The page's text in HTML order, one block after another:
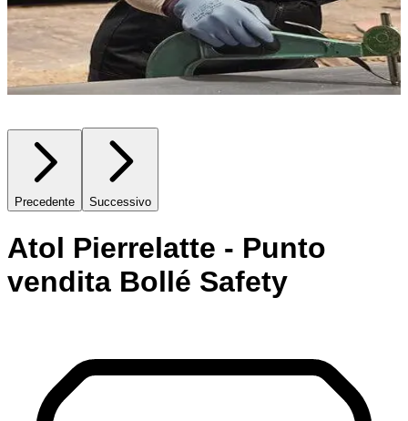
Precedente Successivo
Atol Pierrelatte - Punto
vendita Bollé Safety